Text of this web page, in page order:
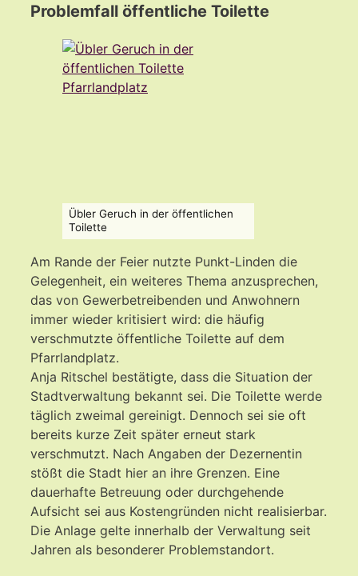
Problemfall öffentliche Toilette
Übler Geruch in der öffentlichen
Toilette
Am Rande der Feier nutzte Punkt-Linden die
Gelegenheit, ein weiteres Thema anzusprechen,
das von Gewerbetreibenden und Anwohnern
immer wieder kritisiert wird: die häufig
verschmutzte öffentliche Toilette auf dem
Pfarrlandplatz.
Anja Ritschel bestätigte, dass die Situation der
Stadtverwaltung bekannt sei. Die Toilette werde
täglich zweimal gereinigt. Dennoch sei sie oft
bereits kurze Zeit später erneut stark
verschmutzt. Nach Angaben der Dezernentin
stößt die Stadt hier an ihre Grenzen. Eine
dauerhafte Betreuung oder durchgehende
Aufsicht sei aus Kostengründen nicht realisierbar.
Die Anlage gelte innerhalb der Verwaltung seit
Jahren als besonderer Problemstandort.